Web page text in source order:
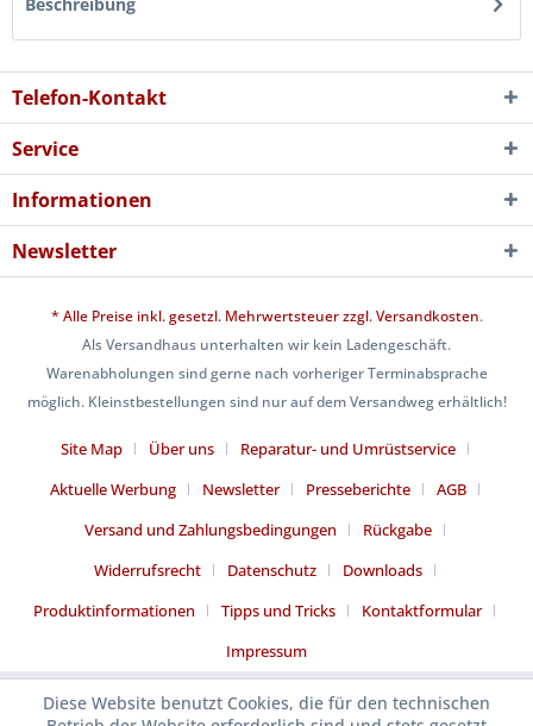
Telefon-Kontakt
Service
Informationen
Newsletter
* Alle Preise inkl. gesetzl. Mehrwertsteuer zzgl.Versandkosten.
Als Versandhaus unterhalten wir kein Ladengeschäft.
Warenabholungen sind gerne nach vorheriger Terminabsprache
möglich. Kleinstbestellungen sind nur auf dem Versandweg erhältlich!
Site Map Über uns
Reparatur- und Umrüstservice
Aktuelle Werbung
Newsletter Presseberichte
AGB
Versand und Zahlungsbedingungen
Rückgabe
Widerrufsrecht
Datenschutz
Downloads
Produktinformationen
Tipps und Tricks
Kontaktformular
Impressum
Diese Website benutzt Cookies, die für den technischen